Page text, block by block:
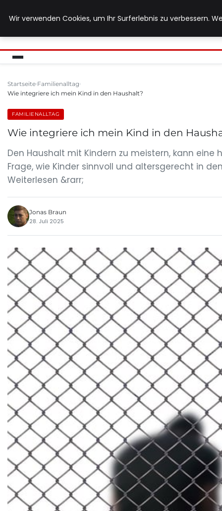
MUTTERERDE-BIO.DE
Startseite Familienalltag
Wie integriere ich mein Kind in den Haushalt?
FAMILIENALLTAG
Wie integriere ich mein Kind in den
Den Haushalt mit Kindern zu meistern, kann
Frage, wie Kinder sinnvoll und altersgerecht in
Weiterlesen &rarr;
Jonas Braun
28. Juli 2025
Wir verwenden Cookies, um Ihr Surferlebnis zu verbessern.